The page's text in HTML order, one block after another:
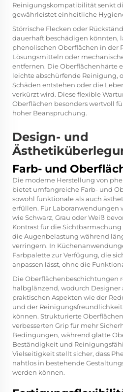
Reinigungskompatibilität senkt
gewährleistet einheitliche
Störrische Flecken oder
dauerhaft beschädigen könnten,
phenolischen Oberflächen in der
Lösungsmitteln oder
entfernen. Die Oberflächenhärte
leichte abschürfende Reinigung,
Schäden entstehen oder die
verkürzt wird. Diese flexible
Oberflächen besonders wertvoll
hoher Beanspruchung.
Design- und
Farb- und
Die moderne Herstellung von
bietet umfangreiche Farb- und
sowohl funktionale als auch
erfüllen. Für Laboranwendungen
wie Schwarz, Grau oder Weiß
Kontrast für die
die Augenbelastung während
verringern. In
Farbpalette zur Verfügung, die
anpassen lässt, ohne die
Die Oberflächenbeschichtungen
halbglänzend, wodurch
praktischen Aspekten wie der
und der
können. Strukturierte
verbesserten Grip für mehr
Bedingungen, während glatte
Beständigkeit und
Vielseitigkeit stellt sicher, dass
nahtlos in bestehende
werden können.